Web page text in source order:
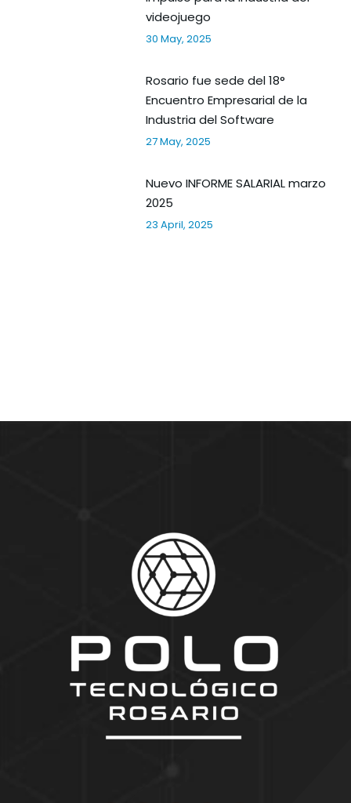
videojuego
30 May, 2025
Rosario fue sede del 18°
Encuentro Empresarial de la
Industria del Software
27 May, 2025
Nuevo INFORME SALARIAL marzo
2025
23 April, 2025